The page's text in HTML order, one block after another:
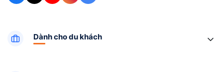
Dành cho du khách